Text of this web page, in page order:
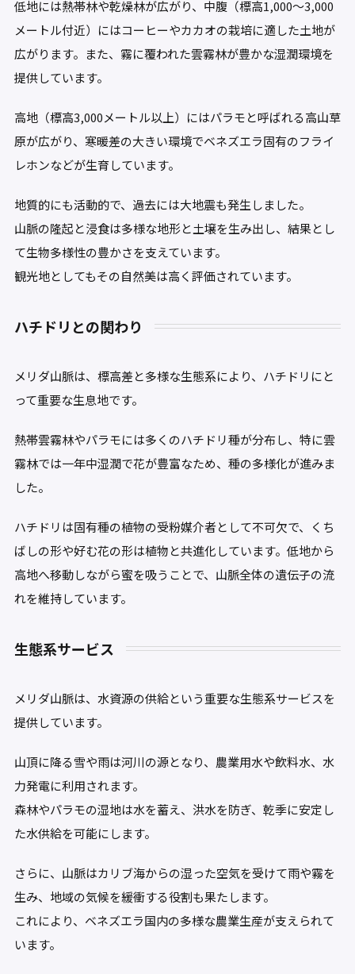
低地には熱帯林や乾燥林が広がり、中腹（標高1,000〜3,000
メートル付近）にはコーヒーやカカオの栽培に適した土地が
広がります。また、霧に覆われた雲霧林が豊かな湿潤環境を
提供しています。
高地（標高3,000メートル以上）にはパラモと呼ばれる高山草
原が広がり、寒暖差の大きい環境でベネズエラ固有のフライ
レホンなどが生育しています。
地質的にも活動的で、過去には大地震も発生しました。
山脈の隆起と浸食は多様な地形と土壌を生み出し、結果とし
て生物多様性の豊かさを支えています。
観光地としてもその自然美は高く評価されています。
ハチドリとの関わり
メリダ山脈は、標高差と多様な生態系により、ハチドリにと
って重要な生息地です。
熱帯雲霧林やパラモには多くのハチドリ種が分布し、特に雲
霧林では一年中湿潤で花が豊富なため、種の多様化が進みま
した。
ハチドリは固有種の植物の受粉媒介者として不可欠で、くち
ばしの形や好む花の形は植物と共進化しています。低地から
高地へ移動しながら蜜を吸うことで、山脈全体の遺伝子の流
れを維持しています。
生態系サービス
メリダ山脈は、水資源の供給という重要な生態系サービスを
提供しています。
山頂に降る雪や雨は河川の源となり、農業用水や飲料水、水
力発電に利用されます。
森林やパラモの湿地は水を蓄え、洪水を防ぎ、乾季に安定し
た水供給を可能にします。
さらに、山脈はカリブ海からの湿った空気を受けて雨や霧を
生み、地域の気候を緩衝する役割も果たします。
これにより、ベネズエラ国内の多様な農業生産が支えられて
います。